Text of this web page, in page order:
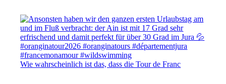
Wie wahrscheinlich ist das, dass die Tour de Franc